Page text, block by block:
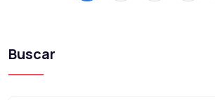
Buscar